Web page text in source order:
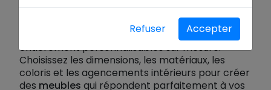
, où l'innovation et l'élégance se
meubles contemporainssont
entièrement personnalisables sur mesure.
Choisissez les dimensions, les matériaux, les
coloris et les agencements intérieurs pour créer
des meubles qui répondent parfaitement à vos
Refuser Accepter